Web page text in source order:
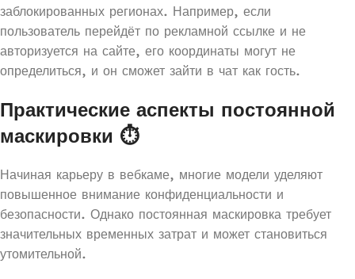
заблокированных регионах. Например, если
пользователь перейдёт по рекламной ссылке и не
авторизуется на сайте, его координаты могут не
определиться, и он сможет зайти в чат как гость.
Практические аспекты постоянной
маскировки ⏱️
Начиная карьеру в вебкаме, многие модели уделяют
повышенное внимание конфиденциальности и
безопасности. Однако постоянная маскировка требует
значительных временных затрат и может становиться
утомительной.